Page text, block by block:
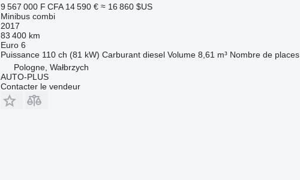
9 567 000 F CFA 14 590 € ≈ 16 860 $US
Minibus combi
2017
83 400 km
Euro 6
Puissance 110 ch (81 kW) Carburant diesel Volume 8,61 m³ Nombre de places
Pologne, Wałbrzych
AUTO-PLUS
Contacter le vendeur